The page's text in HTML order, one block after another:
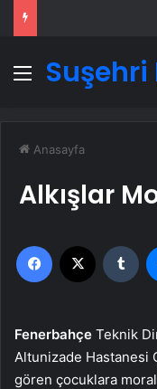
Menü
Suşehri
Anasayfa
Alkışlar
Facebook
Fenerbahçe Teknik
Altunizade Hastanesi
gören çocuklara